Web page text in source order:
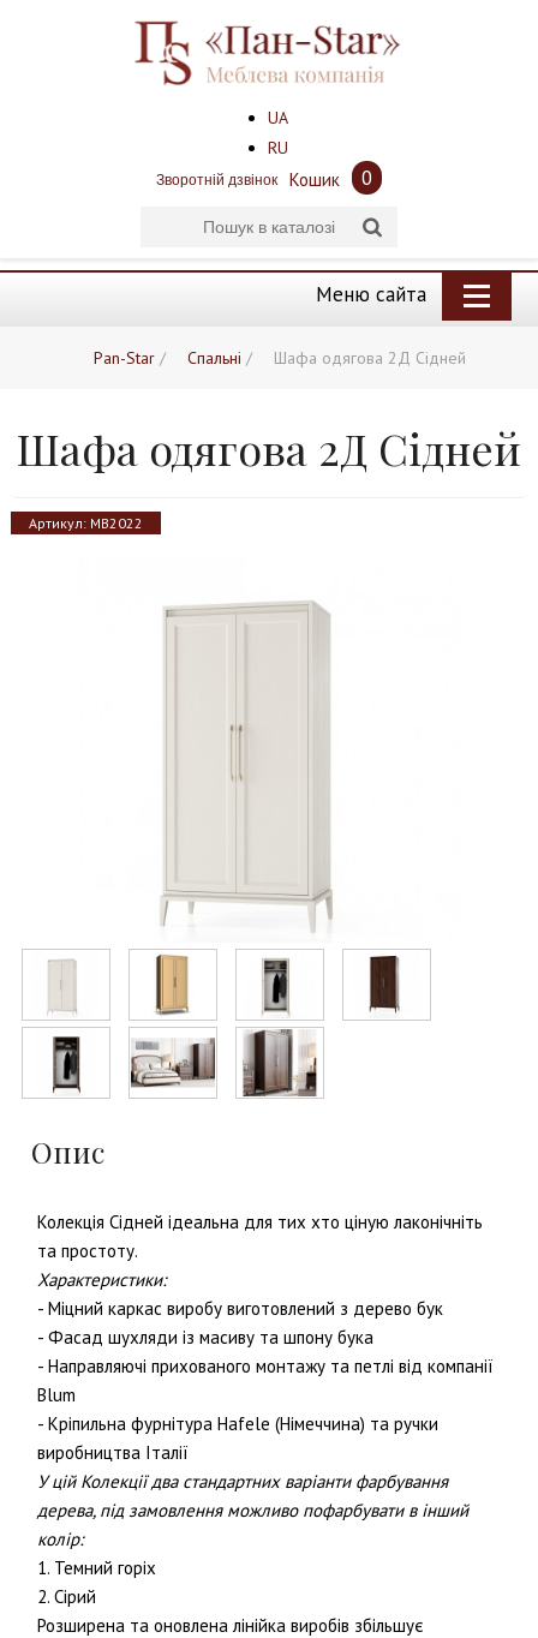
UA
RU
Зворотній дзвінок Кошик 0
Меню сайта
Pan-Star / Спальні / Шафа одягова 2Д Сідней
Шафа одягова 2Д Сідней
Артикул: MB2022
Опис
Колекція Сідней ідеальна для тих хто ціную лаконічніть
та простоту.
Характеристики:
- Міцний каркас виробу виготовлений з дерево бук
-Фасад шухляди із масиву та шпону бука
-Направляючі прихованого монтажу та петлі від компанії
Blum
-Кріпильна фурнітура Hafele (Німеччина) та ручки
виробництва Італії
У цій Колекції два стандартних варіанти фарбування
дерева, під замовлення можливо пофарбувати в інший
колір:
1. Темний горіх
2. Сірий
Розширена та оновлена лінійка виробів збільшує